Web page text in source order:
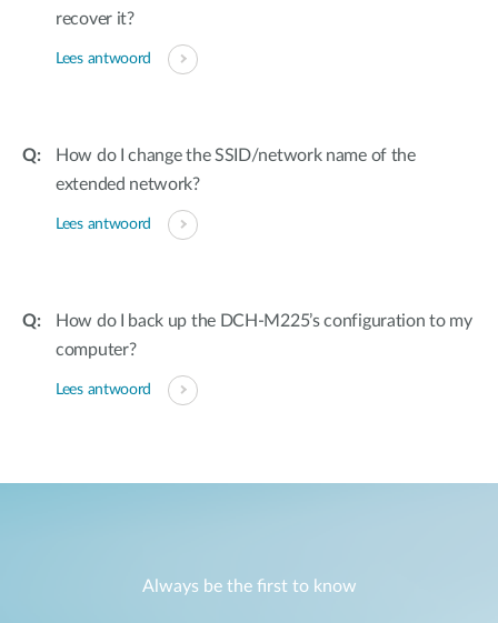
recover it?
Lees antwoord
How do I change the SSID/network name of the
extended network?
Lees antwoord
How do I back up the DCH-M225’s configuration to my
computer?
Lees antwoord
Always be the first to know